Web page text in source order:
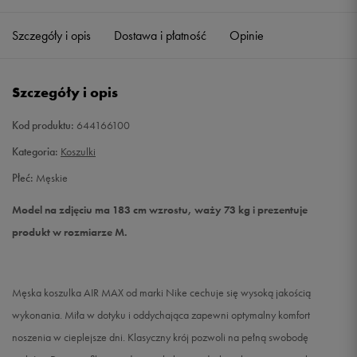
L Powiadom o dostępności
XXL
Szczegóły i opis Dostawa i płatność Opinie
Szczegóły i opis
Kod produktu: 644166100
Kategoria: Koszulki
Płeć: Męskie
Model na zdjęciu ma 183 cm wzrostu, waży 73 kg i prezentuje
produkt w rozmiarze M.
Męska koszulka AIR MAX od marki Nike cechuje się wysoką jakością
wykonania. Miła w dotyku i oddychająca zapewni optymalny komfort
noszenia w cieplejsze dni. Klasyczny krój pozwoli na pełną swobodę